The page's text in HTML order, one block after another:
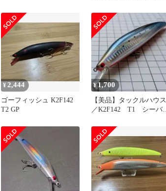
¥ 2,444
ゴーフィッシュ K2F142
T2 GP
¥1,700
【美品】タックルハウス
／K2F142 T1 シーバ
ティング